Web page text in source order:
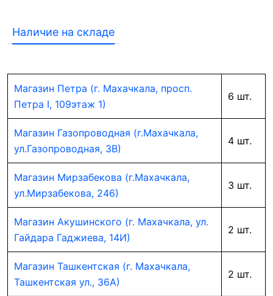
Наличие на складе
Магазин Петра (г. Махачкала, просп.
Петра I, 109этаж 1)
6 шт.
Магазин Газопроводная (г.Махачкала,
ул.Газопроводная, 3В)
4 шт.
Магазин Мирзабекова (г.Махачкала,
ул.Мирзабекова, 246)
3 шт.
Магазин Акушинского (г. Махачкала, ул.
Гайдара Гаджиева, 14И)
2 шт.
Магазин Ташкентская (г. Махачкала,
Ташкентская ул., 36А)
2 шт.